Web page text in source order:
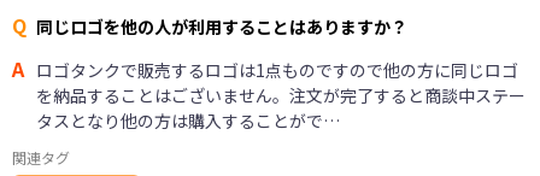
Q 同じロゴを他の人が利用することはありますか？
A ロゴタンクで販売するロゴは1点ものですので他の方に同じロゴ
を納品することはございません。注文が完了すると商談中ステー
タスとなり他の方は購入することがで…
関連タグ